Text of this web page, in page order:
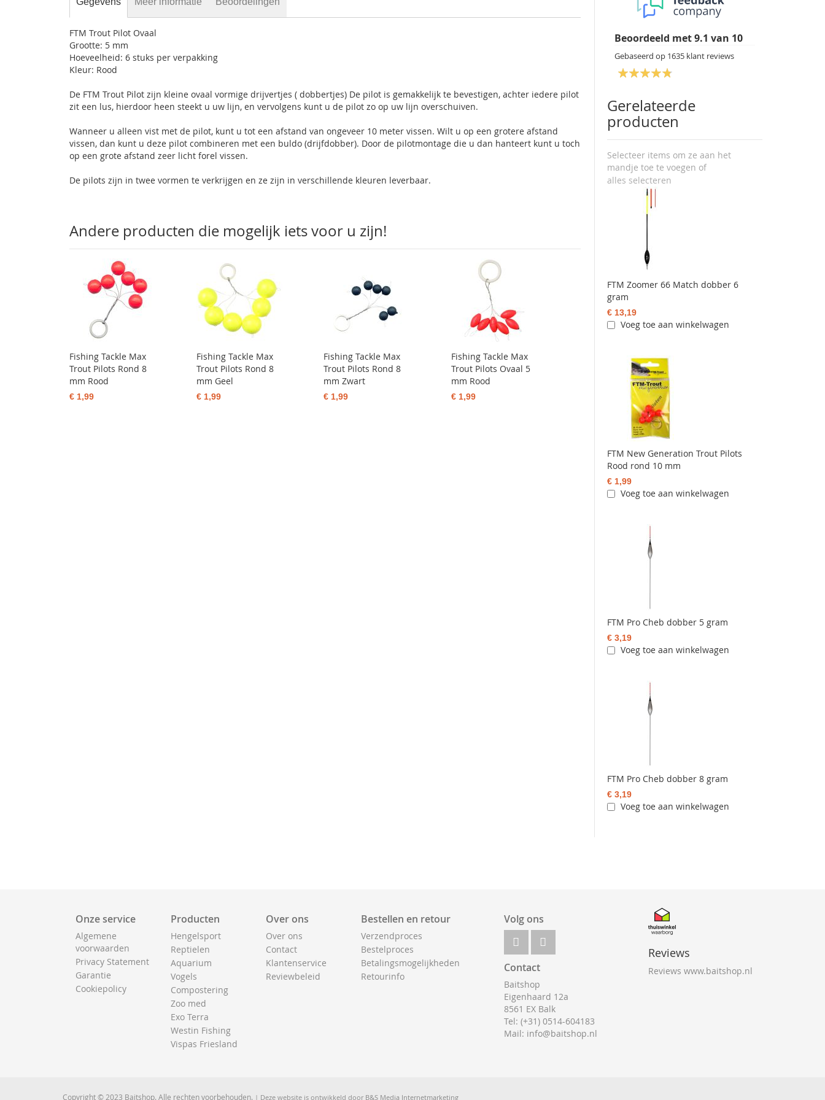
Beoordeeld met9.1 van 10
Gebaseerd op 1635 klant reviews
Gerelateerde
producten
Selecteer items om ze aan het
mandje toe te voegen of
alles selecteren
FTM Zoomer 66 Match dobber 6
gram
€ 13,19
Voeg toe aan winkelwagen
FTM New Generation Trout Pilots
Rood rond 10 mm
€ 1,99
Voeg toe aan winkelwagen
FTM Pro Cheb dobber 5 gram
€ 3,19
Voeg toe aan winkelwagen
FTM Pro Cheb dobber 8 gram
€ 3,19
Voeg toe aan winkelwagen
FTM Trout Pilot Ovaal
Grootte: 5 mm
Hoeveelheid: 6 stuks per verpakking
Kleur: Rood
De FTM Trout Pilot zijn kleine ovaal vormige drijvertjes ( dobbertjes) De pilot is gemakkelijk te bevestigen, achter iedere pilot
zit een lus, hierdoor heen steekt u uw lijn, en vervolgens kunt u de pilot zo op uw lijn overschuiven.
Wanneer u alleen vist met de pilot, kunt u tot een afstand van ongeveer 10 meter vissen. Wilt u op een grotere afstand
vissen, dan kunt u deze pilot combineren met een buldo (drijfdobber). Door de pilotmontage die u dan hanteert kunt u toch
op een grote afstand zeer licht forel vissen.
De pilots zijn in twee vormen te verkrijgen en ze zijn in verschillende kleuren leverbaar.
Andere producten die mogelijk iets voor u zijn!
Fishing Tackle Max
Trout Pilots Rond 8
mm Rood
€ 1,99
Fishing Tackle Max
Trout Pilots Rond 8
mm Geel
€ 1,99
Fishing Tackle Max
Trout Pilots Rond 8
mm Zwart
€ 1,99
Fishing Tackle Max
Trout Pilots Ovaal 5
mm Rood
€ 1,99
Onze service
Algemene
voorwaarden
Privacy Statement
Garantie
Cookiepolicy
Producten
Hengelsport
Reptielen
Aquarium
Vogels
Compostering
Zoo med
Exo Terra
Westin Fishing
Vispas Friesland
Over ons
Over ons
Contact
Klantenservice
Reviewbeleid
Bestellen en retour
Verzendproces
Bestelproces
Betalingsmogelijkheden
Retourinfo
Volg ons
Contact
Baitshop
Eigenhaard 12a
8561 EX Balk
Tel: (+31) 0514-604183
Mail: info@baitshop.nl
Reviews
Reviews www.baitshop.nl
Copyright © 2023 Baitshop. Alle rechten voorbehouden. | Deze website is ontwikkeld door B&S Media Internetmarketing